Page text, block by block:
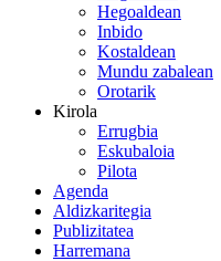
Hegoaldean
Inbido
Kostaldean
Mundu zabalean
Orotarik
Kirola
Errugbia
Eskubaloia
Pilota
Agenda
Aldizkaritegia
Publizitatea
Harremana